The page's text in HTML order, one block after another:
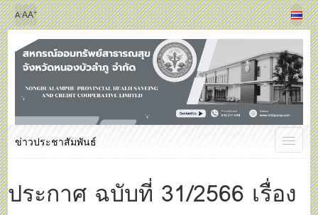
A-AA+
ข่าวประชาสัมพันธ์
ประกาศ ฉบับที่ 31/2566 เรื่อง